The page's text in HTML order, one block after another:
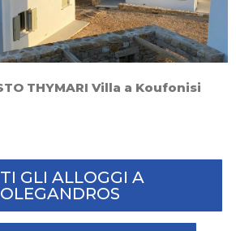
THYMARI Villa a Koufonisi
GLI ALLOGGI A